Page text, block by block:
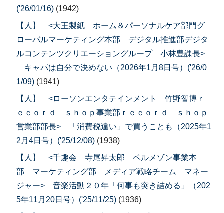
('26/01/16) (1942)
【人】 <大王製紙 ホーム＆パーソナルケア部門グ
ローバルマーケティング本部 デジタル推進部デジタ
ルコンテンツクリエーショングループ 小林豊課長>
キャパは自分で決めない（2026年1月8日号）('26/0
1/09) (1941)
【人】 <ローソンエンタテインメント 竹野智博ｒ
ｅｃｏｒｄ ｓｈｏｐ事業部ｒｅｃｏｒｄ ｓｈｏｐ
営業部部長> 「消費税違い」で買うことも（2025年1
2月4日号）('25/12/08) (1938)
【人】 <千趣会 寺尾昇太郎 ベルメゾン事業本
部 マーケティング部 メディア戦略チーム マネー
ジャー> 音楽活動２０年「何事も突き詰める」（202
5年11月20日号）('25/11/25) (1936)